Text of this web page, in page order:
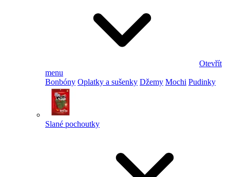
Otevřít
menu
Bonbóny Oplatky a sušenky Džemy Mochi Pudinky
Slané pochoutky